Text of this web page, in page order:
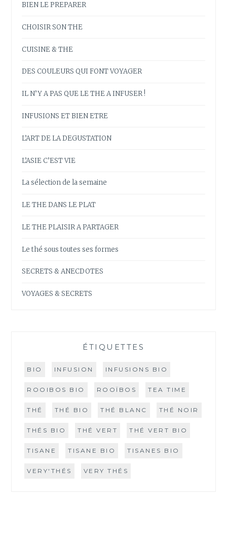
BIEN LE PREPARER
CHOISIR SON THE
CUISINE & THE
DES COULEURS QUI FONT VOYAGER
IL N’Y A PAS QUE LE THE A INFUSER !
INFUSIONS ET BIEN ETRE
L’ART DE LA DEGUSTATION
L’ASIE C’EST VIE
La sélection de la semaine
LE THE DANS LE PLAT
LE THE PLAISIR A PARTAGER
Le thé sous toutes ses formes
SECRETS & ANECDOTES
VOYAGES & SECRETS
ÉTIQUETTES
BIO INFUSION INFUSIONS BIO
ROOIBOS BIO ROOÏBOS TEA TIME
THÉ THÉ BIO THÉ BLANC THÉ NOIR
THÉS BIO THÉ VERT THÉ VERT BIO
TISANE TISANE BIO TISANES BIO
VERY'THÉS VERY THÉS